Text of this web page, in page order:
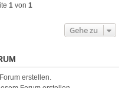
1von 1
Gehe zu
erstellen.